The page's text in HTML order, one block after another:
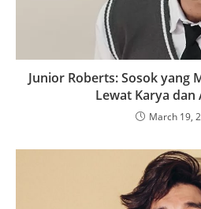
Junior Roberts: Sosok yang
Lewat Karya dan
March 19,